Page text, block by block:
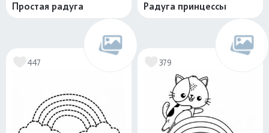
Простая радуга Радуга принцессы
447 379